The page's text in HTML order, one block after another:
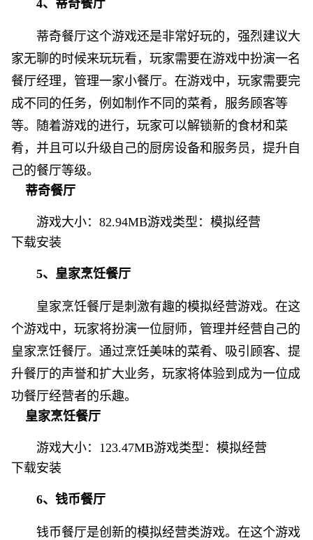
4、蒂奇餐厅
蒂奇餐厅这个游戏还是非常好玩的，强烈建议大
家无聊的时候来玩玩看，玩家需要在游戏中扮演一名
餐厅经理，管理一家小餐厅。在游戏中，玩家需要完
成不同的任务，例如制作不同的菜肴，服务顾客等
等。随着游戏的进行，玩家可以解锁新的食材和菜
肴，并且可以升级自己的厨房设备和服务员，提升自
己的餐厅等级。
蒂奇餐厅
游戏大小：82.94MB游戏类型： 模拟经营
下载安装
5、皇家烹饪餐厅
皇家烹饪餐厅是刺激有趣的模拟经营游戏。在这
个游戏中，玩家将扮演一位厨师，管理并经营自己的
皇家烹饪餐厅。通过烹饪美味的菜肴、吸引顾客、提
升餐厅的声誉和扩大业务，玩家将体验到成为一位成
功餐厅经营者的乐趣。
皇家烹饪餐厅
游戏大小：123.47MB游戏类型： 模拟经营
下载安装
6、钱币餐厅
钱币餐厅是创新的模拟经营类游戏。在这个游戏